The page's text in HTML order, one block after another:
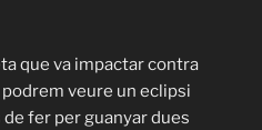
que va impactar contra
veure un eclipsi
de fer per guanyar dues